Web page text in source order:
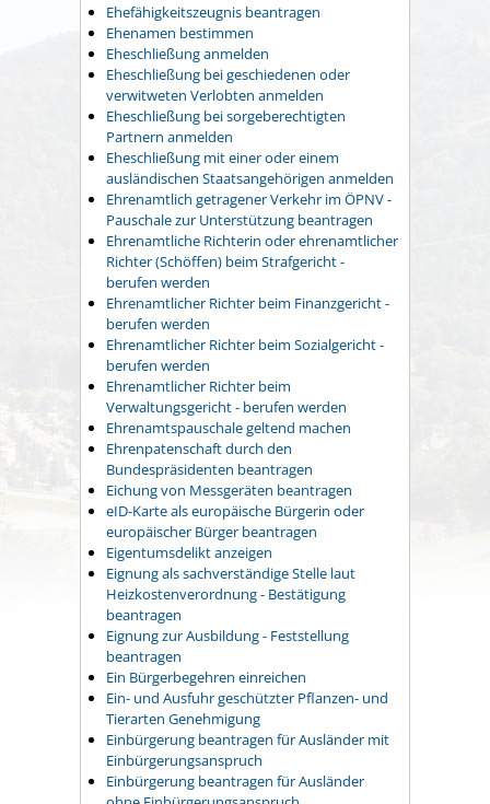
Ehefähigkeitszeugnis beantragen
Ehenamen bestimmen
Eheschließung anmelden
Eheschließung bei geschiedenen oder
verwitweten Verlobten anmelden
Eheschließung bei sorgeberechtigten
Partnern anmelden
Eheschließung mit einer oder einem
ausländischen Staatsangehörigen anmelden
Ehrenamtlich getragener Verkehr im ÖPNV -
Pauschale zur Unterstützung beantragen
Ehrenamtliche Richterin oder ehrenamtlicher
Richter (Schöffen) beim Strafgericht -
berufen werden
Ehrenamtlicher Richter beim Finanzgericht -
berufen werden
Ehrenamtlicher Richter beim Sozialgericht -
berufen werden
Ehrenamtlicher Richter beim
Verwaltungsgericht - berufen werden
Ehrenamtspauschale geltend machen
Ehrenpatenschaft durch den
Bundespräsidenten beantragen
Eichung von Messgeräten beantragen
eID-Karte als europäische Bürgerin oder
europäischer Bürger beantragen
Eigentumsdelikt anzeigen
Eignung als sachverständige Stelle laut
Heizkostenverordnung - Bestätigung
beantragen
Eignung zur Ausbildung - Feststellung
beantragen
Ein Bürgerbegehren einreichen
Ein- und Ausfuhr geschützter Pflanzen- und
Tierarten Genehmigung
Einbürgerung beantragen für Ausländer mit
Einbürgerungsanspruch
Einbürgerung beantragen für Ausländer